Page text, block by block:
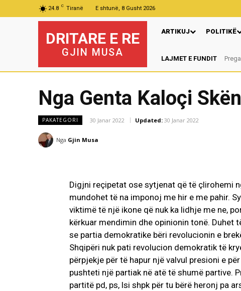
24.8 C Tiranë E shtunë, 8 Gusht 2026
DRITARE E RE
GJIN MUSA
ARTIKUJ POLITIKË
LAJMET E FUNDIT
Nga Genta Kaloçi
PAKATEGORI 30 Janar 2022 Updated: 30 Janar 2022
Nga Gjin Musa
Digjni reçipetat ose sytjenat që të çlirohemi
mundohet të na imponoj me hir e me pahir.
viktimë të një ikone që nuk ka lidhje me ne,
kërkuar mendimin dhe opinionin tonë. Duhet
se partia demokratike bëri revolucionin e
Shqipëri nuk pati revolucion demokratik të
përpjekje për të hapur një valvul presioni e
pushteti një partiak në atë të shumë partive.
partitë pd, ps, lsi shpk për tu bërë heronj pa